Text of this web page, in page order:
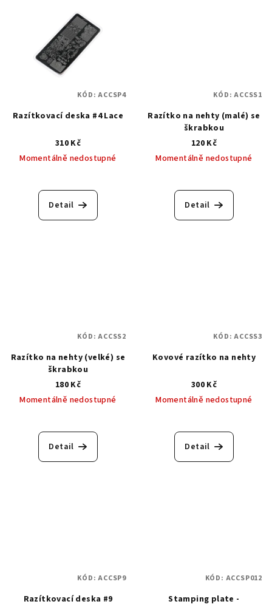
Razítkovací deska #4 Lace
310 Kč
Momentálně nedostupné
hodnocení
produktu
Detail
KÓD:ACCSP4
Razítko na nehty (malé) se
škrabkou
120 Kč
Momentálně nedostupné
Detail
KÓD:ACCSS1
Razítko na nehty (velké) se
škrabkou
180 Kč
Momentálně nedostupné
Detail
KÓD:ACCSS2
Kovové razítko na nehty
300 Kč
Momentálně nedostupné
Detail
KÓD:ACCSS3
Razítkovací deska #9
KÓD:ACCSP9
Stamping plate -
KÓD: ACCSP012